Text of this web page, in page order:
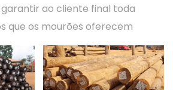
ao cliente final toda
que os mourões oferecem